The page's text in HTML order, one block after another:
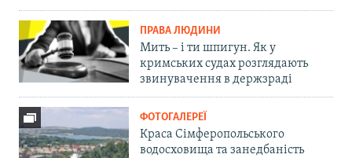
ПРАВА ЛЮДИНИ
Мить – і ти шпигун. Як у
кримських судах розглядають
звинувачення в держзраді
ФОТОГАЛЕРЕЇ
Краса Сімферопольського
водосховища та занедбаність